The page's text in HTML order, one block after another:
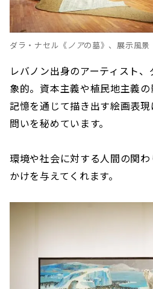
ダラ・ナセル《ノアの墓》、展示風景
レバノン出身のアーティスト
象的。資本主義や植民地主義
記憶を通じて描き出す絵画表
問いを秘めています。
環境や社会に対する人間の関
かけを与えてくれます。